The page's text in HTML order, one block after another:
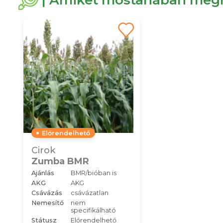
Előrendelhető
Cirok
Zumba BMR
Ajánlás
BMR/bióban is
AKG
AKG
Csávázás
csávázatlan
Nemesítő
nem
specifikálható
Státusz
Előrendelhető